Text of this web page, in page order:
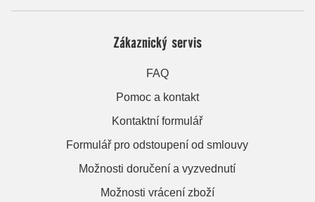
Zákaznický servis
FAQ
Pomoc a kontakt
Kontaktní formulář
Formulář pro odstoupení od smlouvy
Možnosti doručení a vyzvednutí
Možnosti vrácení zboží